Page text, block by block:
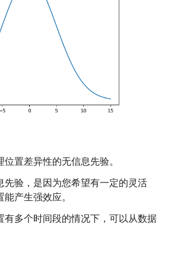
置差异性的无信息先验。
先验，是因为您希望有一定的灵活
产生强效应。
有多个时间段的情况下，可以从数据